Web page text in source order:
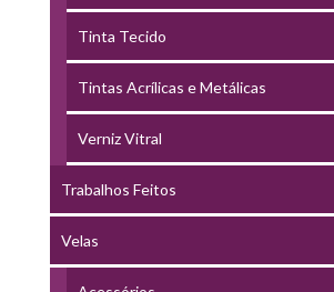
Tinta Tecido
Tintas Acrílicas e Metálicas
Verniz Vitral
Trabalhos Feitos
Velas